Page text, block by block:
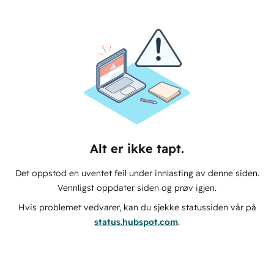
Alt er ikke tapt.
Det oppstod en uventet feil under innlasting av denne siden.
Vennligst oppdater siden og prøv igjen.
Hvis problemet vedvarer, kan du sjekke statussiden vår på
status.hubspot.com.